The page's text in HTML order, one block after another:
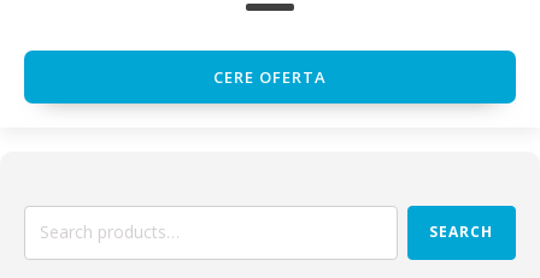
CERE OFERTA
Search
SEARCH